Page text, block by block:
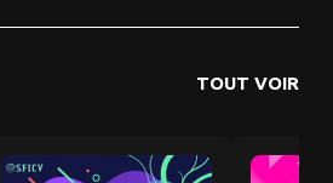
TOUT VOIR